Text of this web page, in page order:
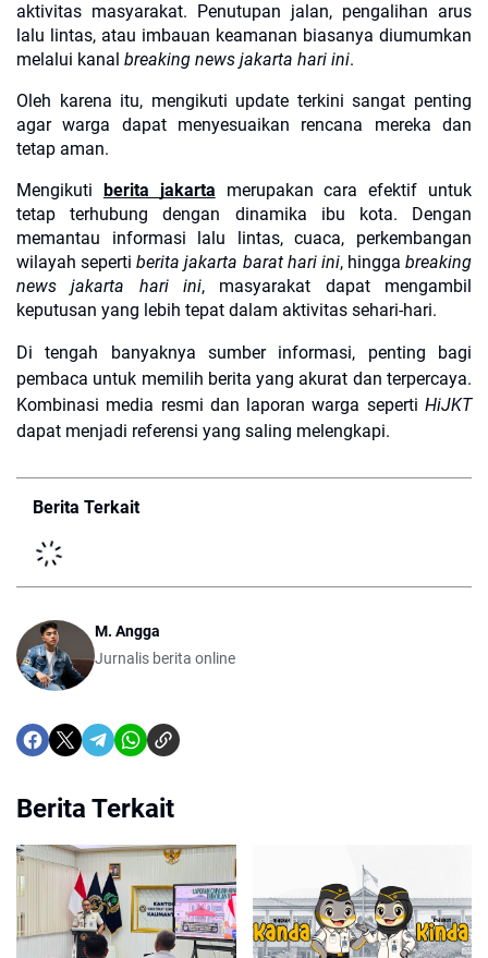
aktivitas masyarakat. Penutupan jalan, pengalihan arus
lalu lintas, atau imbauan keamanan biasanya diumumkan
melalui kanal breaking news jakarta hari ini.
Oleh karena itu, mengikuti update terkini sangat penting
agar warga dapat menyesuaikan rencana mereka dan
tetap aman.
Mengikuti berita jakarta merupakan cara efektif untuk
tetap terhubung dengan dinamika ibu kota. Dengan
memantau informasi lalu lintas, cuaca, perkembangan
wilayah sepertiberita jakarta barat hari ini, hingga breaking
news jakarta hari ini, masyarakat dapat mengambil
keputusan yang lebih tepat dalam aktivitas sehari-hari.
Di tengah banyaknya sumber informasi, penting bagi
pembaca untuk memilih berita yang akurat dan terpercaya.
Kombinasi media resmi dan laporan warga seperti HiJKT
dapat menjadi referensi yang saling melengkapi.
Berita Terkait
M. Angga
Jurnalis berita online
Berita Terkait